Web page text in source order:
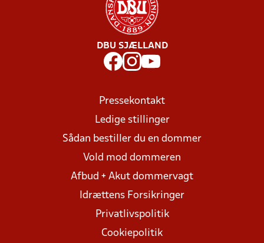
DBU SJÆLLAND
Pressekontakt
Ledige stillinger
Sådan bestiller du en dommer
Vold mod dommeren
Afbud + Akut dommervagt
Idrættens Forsikringer
Privatlivspolitik
Cookiepolitik